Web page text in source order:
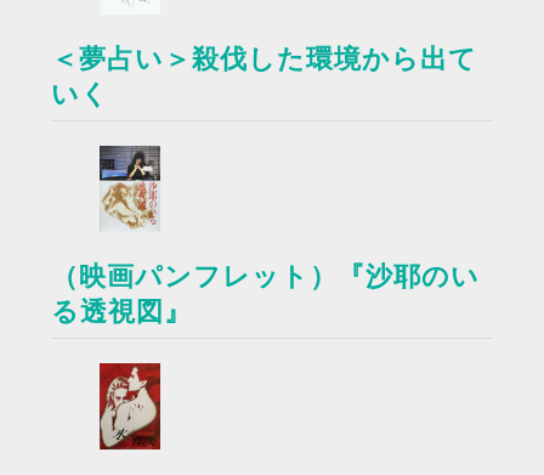
＜夢占い＞殺伐した環境から出て
いく
（映画パンフレット）『沙耶のい
る透視図』